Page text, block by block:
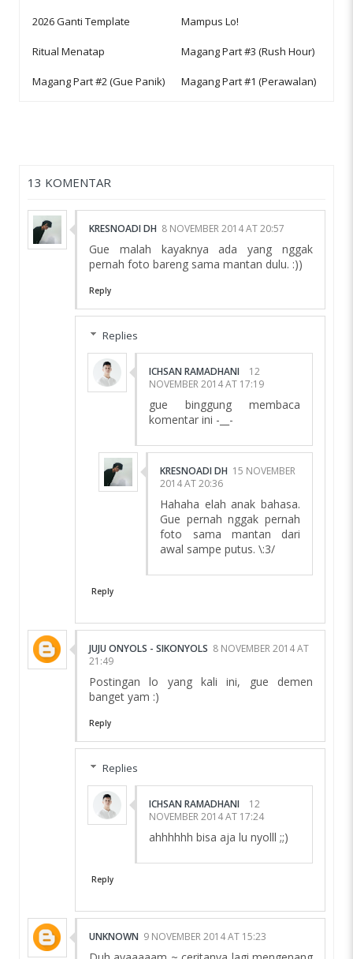
2026 Ganti Template Mampus Lo!
Ritual Menatap Magang Part #3 (Rush Hour)
Magang Part #2 (Gue Panik) Magang Part #1 (Perawalan)
13 KOMENTAR
KRESNOADI DH 8 NOVEMBER 2014 AT 20:57
Gue malah kayaknya ada yang nggak
pernah foto bareng sama mantan dulu. :))
Reply
Replies
ICHSAN RAMADHANI
12
NOVEMBER 2014 AT 17:19
gue binggung membaca
komentar ini -__-
KRESNOADI DH 15 NOVEMBER
2014 AT 20:36
Hahaha elah anak bahasa.
Gue pernah nggak pernah
foto sama mantan dari
awal sampe putus. \:3/
Reply
JUJU ONYOLS - SIKONYOLS 8 NOVEMBER 2014 AT
21:49
Postingan lo yang kali ini, gue demen
banget yam :)
Reply
Replies
ICHSAN RAMADHANI
12
NOVEMBER 2014 AT 17:24
ahhhhhh bisa aja lu nyolll ;;)
Reply
UNKNOWN 9 NOVEMBER 2014 AT 15:23